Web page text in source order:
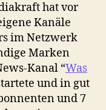
hat vor
Kanäle
im Netzwerk
Marken
Kanal “Was
und in gut
und 7